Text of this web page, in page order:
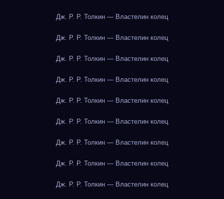
Дж. Р. Р. Толкин — Властелин колец
Дж. Р. Р. Толкин — Властелин колец
Дж. Р. Р. Толкин — Властелин колец
Дж. Р. Р. Толкин — Властелин колец
Дж. Р. Р. Толкин — Властелин колец
Дж. Р. Р. Толкин — Властелин колец
Дж. Р. Р. Толкин — Властелин колец
Дж. Р. Р. Толкин — Властелин колец
Дж. Р. Р. Толкин — Властелин колец